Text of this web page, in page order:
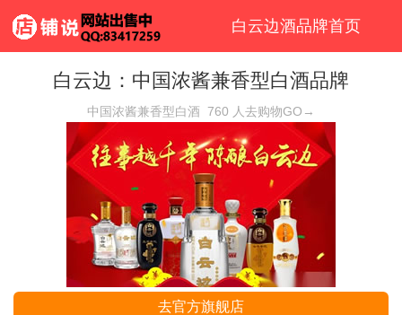
白云边酒品牌首页
白云边：中国浓酱兼香型白酒品牌
中国浓酱兼香型白酒 760 人去购物GO→
去官方旗舰店